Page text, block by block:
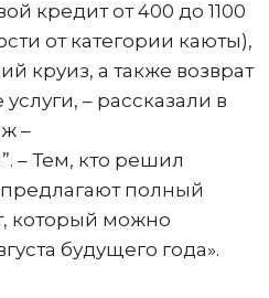
кредит от 400 до 1100
от категории каюты),
круиз, а также возврат
– рассказали в
–
– Тем, кто решил
предлагают полный
который можно
будущего года».